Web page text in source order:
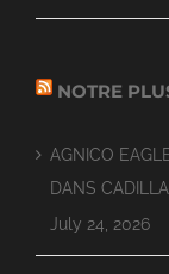
NOTRE
AGNICO
DANS
July 24, 2026